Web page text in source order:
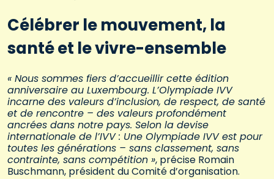
Célébrer le mouvement, la
santé et le vivre-ensemble
« Nous sommes fiers d’accueillir cette édition
anniversaire au Luxembourg. L’Olympiade IVV
incarne des valeurs d’inclusion, de respect, de santé
et de rencontre – des valeurs profondément
ancrées dans notre pays. Selon la devise
internationale de l’IVV : Une Olympiade IVV est pour
toutes les générations – sans classement, sans
contrainte, sans compétition », précise Romain
Buschmann, président du Comité d’organisation.